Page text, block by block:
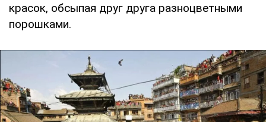
красок, обсыпая друг друга разноцветными
порошками.